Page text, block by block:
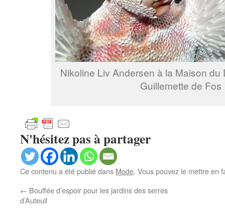
Nikoline Liv Andersen à la Maison du
Guillemette de Fos
N'hésitez pas à partager
Ce contenu a été publié dans Mode. Vous pouvez le mettre en
← Bouffée d’espoir pour les jardins des serres
d’Auteuil